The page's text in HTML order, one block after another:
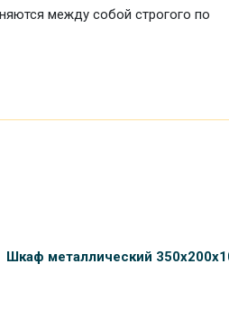
между собой строгого по
Шкаф металлический